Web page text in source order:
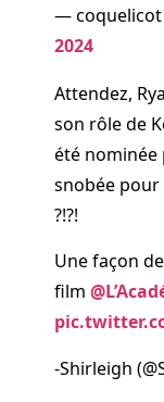
— coquelicot
2024
Attendez,
son rôle de
été nominée
snobée
?!?!
Une façon
film
-Shirleigh